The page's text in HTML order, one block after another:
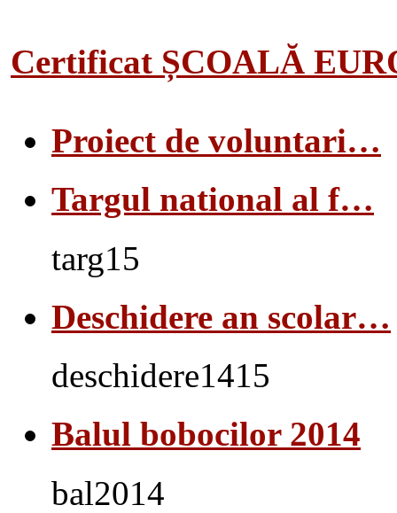
Certificat ȘCOALĂ
Proiect de voluntari…
Targul national al f…
targ15
Deschidere an scolar…
deschidere1415
Balul bobocilor 2014
bal2014